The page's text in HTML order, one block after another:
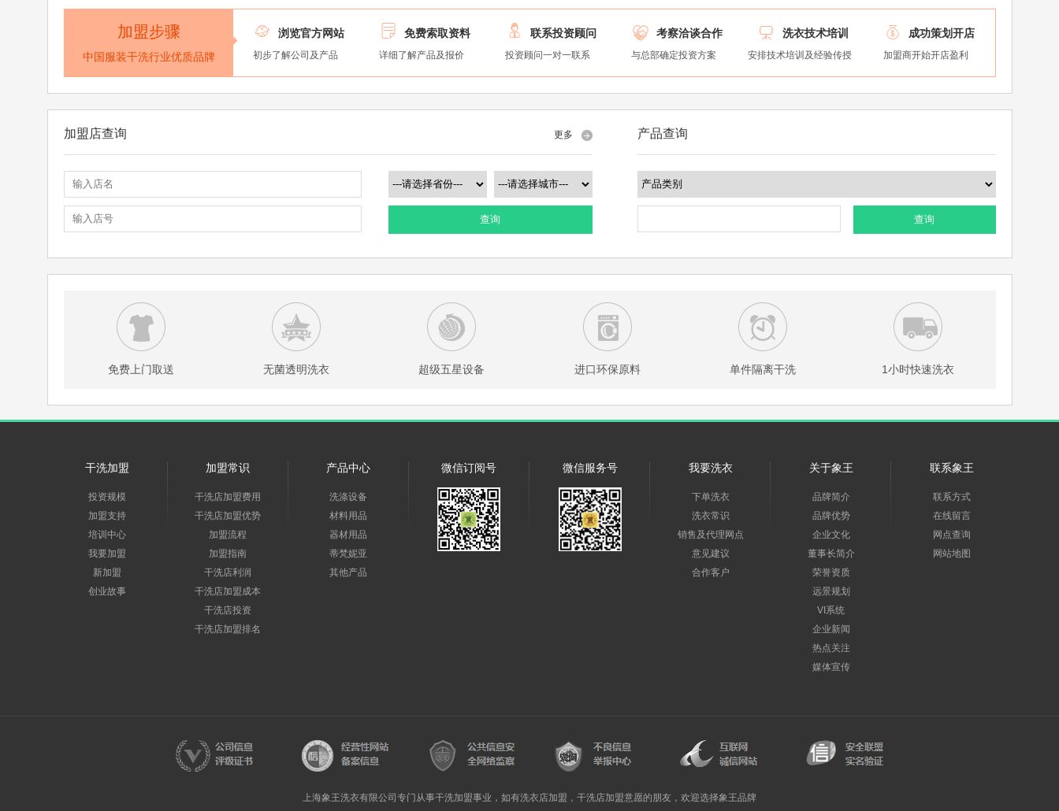
加盟步骤
中国服装干洗行业优质品牌
 浏览官方网站
初步了解公司及产品
 免费索取资料
详细了解产品及报价
 联系投资顾问
投资顾问一对一联系
 考察洽谈合作
与总部确定投资方案
 洗衣技术培训
安排技术培训及经验传授
 成功策划开店
加盟商开始开店盈利
加盟店查询 更多
查询
产品查询
查询
免费上门取送 无菌透明洗衣 超级五星设备 进口环保原料 单件隔离干洗 1小时快速洗衣
干洗加盟
投资规模
加盟支持
培训中心
我要加盟
新加盟
创业故事
加盟常识
干洗店加盟费用
干洗店加盟优势
加盟流程
加盟指南
干洗店利润
干洗店加盟成本
干洗店投资
干洗店加盟排名
产品中心
洗涤设备
材料用品
器材用品
蒂梵妮亚
其他产品
微信订阅号 微信服务号 我要洗衣
下单洗衣
洗衣常识
销售及代理网点
意见建议
合作客户
关于象王
品牌简介
品牌优势
企业文化
董事长简介
荣誉资质
远景规划
VI系统
企业新闻
热点关注
媒体宣传
联系象王
联系方式
在线留言
网点查询
网站地图
上海象王洗衣有限公司专门从事干洗加盟事业，如有洗衣店加盟，干洗店加盟意愿的朋友，欢迎选择象王品牌